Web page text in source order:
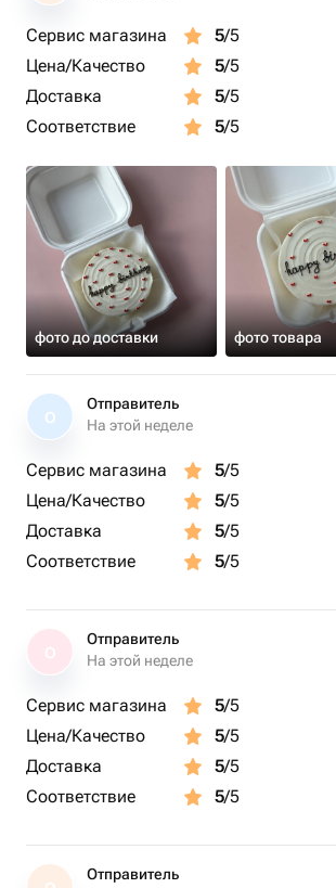
Сервис магазина 5/5
Цена/Качество
5/5
Доставка
5/5
Соответствие
5/5
фото до доставки фото товара
О
Отправитель
На этой неделе
Сервис магазина 5/5
Цена/Качество
5/5
Доставка
5/5
Соответствие
5/5
Отправитель
На этой неделе
Сервис магазина 5/5
Цена/Качество
5/5
Доставка
5/5
Соответствие
5/5
Отправитель